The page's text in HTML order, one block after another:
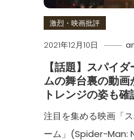
激烈・映画批評
2021年12月10日
【話題】スパイ
ムの舞台裏の動
トレンジの姿も確
注目を集める映画「
ーム」(Spider-Man: